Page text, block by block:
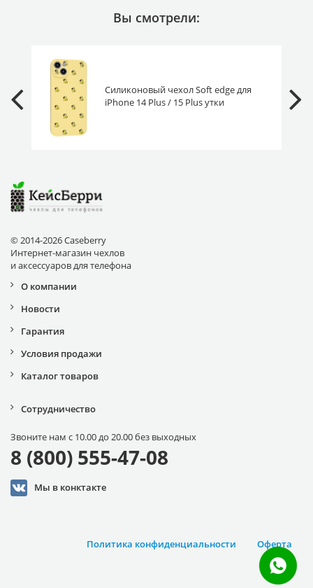
Вы смотрели:
Силиконовый чехол Soft edge для
iPhone 14 Plus / 15 Plus утки
© 2014-2026 Caseberry
Интернет-магазин чехлов
и аксессуаров для телефона
О компании
Новости
Гарантия
Условия продажи
Каталог товаров
Сотрудничество
Звоните нам с 10.00 до 20.00 без выходных
8 (800) 555-47-08
Мы в конктакте
Оферта
Политика конфиденциальности